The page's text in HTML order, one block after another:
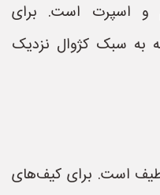
و اسپرت است. برای
به سبک کژوال نزدیک
است. برای کیف‌های